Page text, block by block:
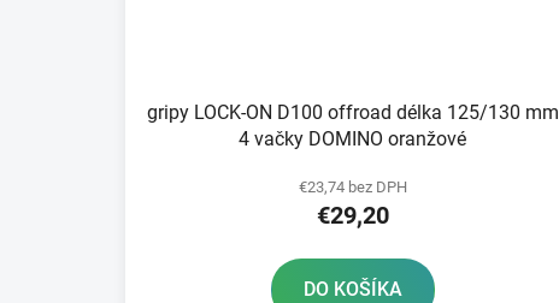
gripy LOCK-ON D100 offroad délka 125/130 mm
4 vačky DOMINO oranžové
€23,74 bez DPH
€29,20
DO KOŠÍKA